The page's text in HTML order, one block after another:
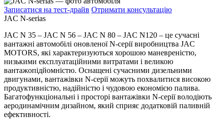
Записатися на тест-драйв Отримати консультацію
JAC N-serias
JAC N 35 – JAC N 56 – JAC N 80 – JAC N120 – це сучасні
вантажні автомобілі оновленої N-серії виробництва JAC
MOTORS, які характеризуються хорошою маневреністю,
низькими експлуатаційними витратами і великою
вантажопідйомністю. Оснащені сучасними дизельними
двигунами, вантажівки N-серії можуть похвалитися високою
продуктивністю, надійністю і чудовою економією палива.
Багатофункціональні і просторі вантажівки N-серії володіють
аеродинамічним дизайном, який сприяє додатковій паливній
ефективності.